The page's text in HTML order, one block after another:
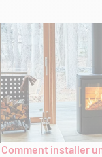
Comment installer